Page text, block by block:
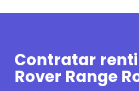
Contratar
Rover Range